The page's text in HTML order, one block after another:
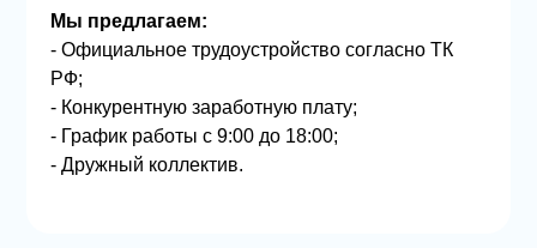
Мы предлагаем:
- Официальное трудоустройство согласно ТК
РФ;
- Конкурентную заработную плату;
- График работы с 9:00 до 18:00;
- Дружный коллектив.